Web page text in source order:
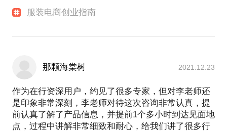
服装电商创业指南
那颗海棠树 2021.12.23
作为在行资深用户，约见了很多专家，但对李老师还
是印象非常深刻，李老师对待这次咨询非常认真，提
前认真了解了产品信息，并提前1个多小时到达见面地
点，过程中讲解非常细致和耐心，给我们讲了很多行